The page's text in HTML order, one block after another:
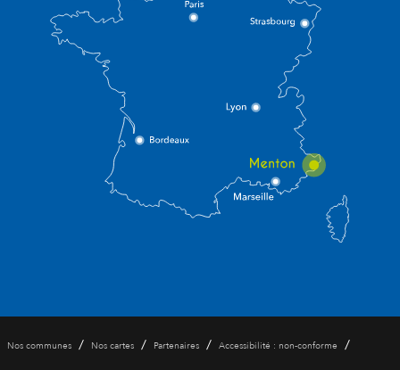
Nos communes / Nos cartes / Partenaires / Accessibilité : non-conforme /